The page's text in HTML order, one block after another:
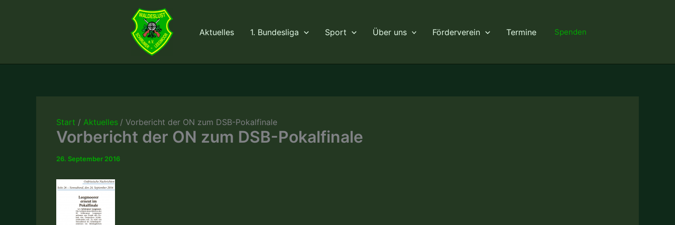
Aktuelles 1. Bundesliga Sport Über uns Förderverein Termine Spenden
Start Aktuelles Vorbericht der ON zum DSB-Pokalfinale
Vorbericht der ON zum DSB-Pokalfinale
26. September 2016